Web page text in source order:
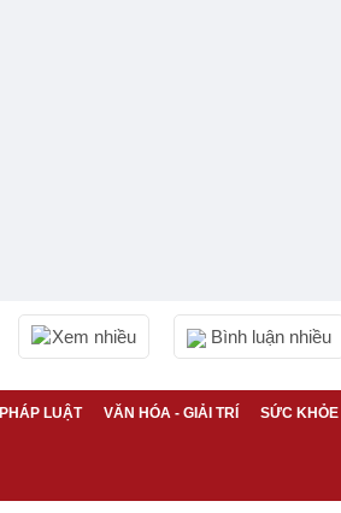
Xem nhiều Bình luận nhiều
PHÁP LUẬT VĂN HÓA - GIẢI TRÍ SỨC KHỎE